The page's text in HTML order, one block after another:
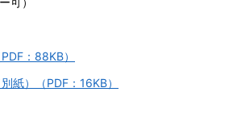
：88KB）
紙）（PDF：16KB）